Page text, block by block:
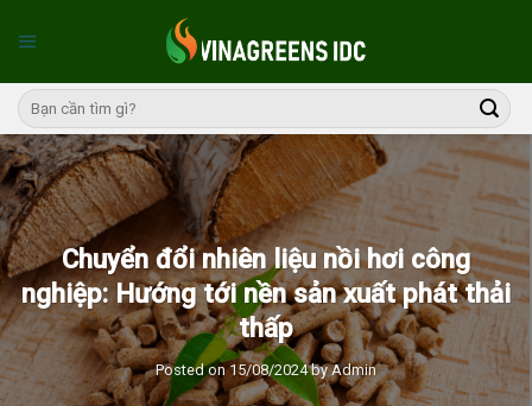
Chuyển đổi nhiên liệu nồi hơi công
nghiệp: Hướng tới nền sản xuất phát thải
thấp
Posted on15/08/2024byAdmin